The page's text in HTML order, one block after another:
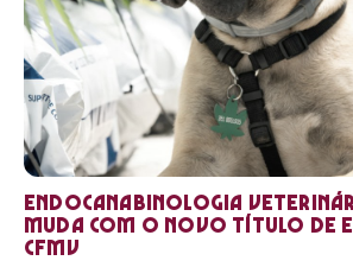
Endocanabinologia
muda com o novo título de
CFMV